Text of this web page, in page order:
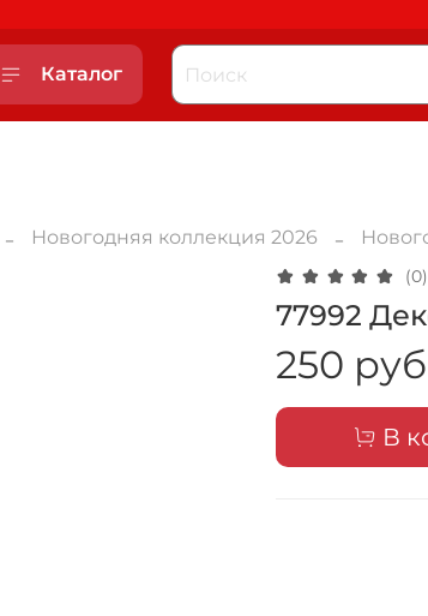
Каталог
Новогодняя коллекция 2026
(0)
77992
250 руб
В